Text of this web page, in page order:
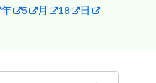
年 5 月 18 日